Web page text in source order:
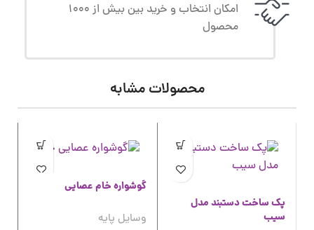
امکان انتخاب و خرید بین بیش از 1000
محصول
محصولات مشابه
پک ساخت دستبند مدل
سیب
گوشواره خام عصایی
وسایل پایه